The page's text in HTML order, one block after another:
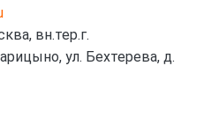
вн.тер.г.
ул. Бехтерева, д.